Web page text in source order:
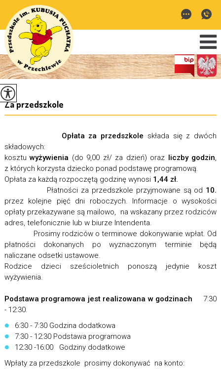
Za przedszkole
Opłata za przedszkole składa się z dwóch
składowych:
kosztuwyżywienia (do 9,00 zł/ za dzień) oraz liczby godzin,
z których korzysta dziecko ponad podstawę programową.
Opłata za każdą rozpoczętą godzinę wynosi 1,44 zł.
Płatności za przedszkole przyjmowane są od 10.
przez kolejne pięć dni roboczych. Informacje o wysokości
opłaty przekazywane są mailowo, na wskazany przez rodziców
adres, telefonicznie lub w biurze Intendenta.
Prosimy rodziców o terminowe dokonywanie wpłat. Od
płatności dokonanych po wyznaczonym terminie będą
naliczane odsetki ustawowe.
Rodzice dzieci sześcioletnich ponoszą jedynie koszt
wyżywienia.
Podstawa programowa jest realizowana w godzinach 7:30
- 12:30.
6:30 - 7:30 Godzina dodatkowa
7:30 - 12:30 Podstawa programowa
12:30 -16:00 Godziny dodatkowe
Wpłaty za przedszkole prosimy dokonywać na konto: